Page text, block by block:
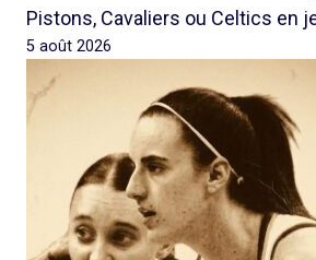
Pistons, Cavaliers ou Celtics en
5 août 2026